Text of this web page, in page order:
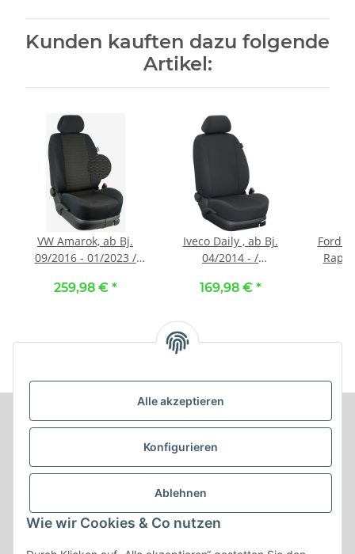
Alle akzeptieren
Konfigurieren
Ablehnen
Wie wir Cookies & Co nutzen
Kunden kauften dazu folgende
Artikel:
VW Amarok, ab Bj.
09/2016 - 01/2023 /
Schonbezüge
schwarz
259,98 € *
Iveco Daily , ab Bj.
04/2014 - /
Vordersitzbezüge 3-
Doppelbeifahrersitz) ::
100. Stoff schwarz /
169,98 € *
Ford
Informationen
Produkt Informationen
Shop Informationen